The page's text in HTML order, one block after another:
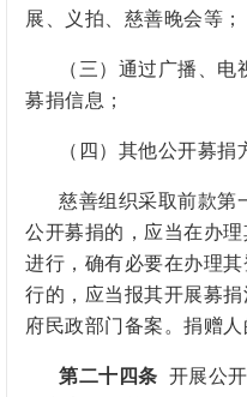
展、义拍、慈善晚会等；
（三）通过广播、
募捐信息；
（四）其他公开募捐
慈善组织采取前款第
公开募捐的，应当在办理
进行，确有必要在办理
行的，应当报其开展募
府民政部门备案。捐赠
第二十四条 开展公